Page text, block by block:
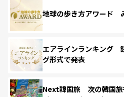
地球の歩き方アワード
エアラインランキング
グ形式で発表
Next韓国旅 次の韓国旅